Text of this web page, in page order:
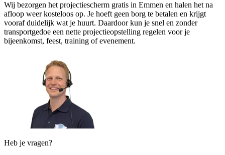
Wij bezorgen het projectiescherm gratis in Emmen en halen het na
afloop weer kosteloos op. Je hoeft geen borg te betalen en krijgt
vooraf duidelijk wat je huurt. Daardoor kun je snel en zonder
transportgedoe een nette projectieopstelling regelen voor je
bijeenkomst, feest, training of evenement.
Heb je vragen?